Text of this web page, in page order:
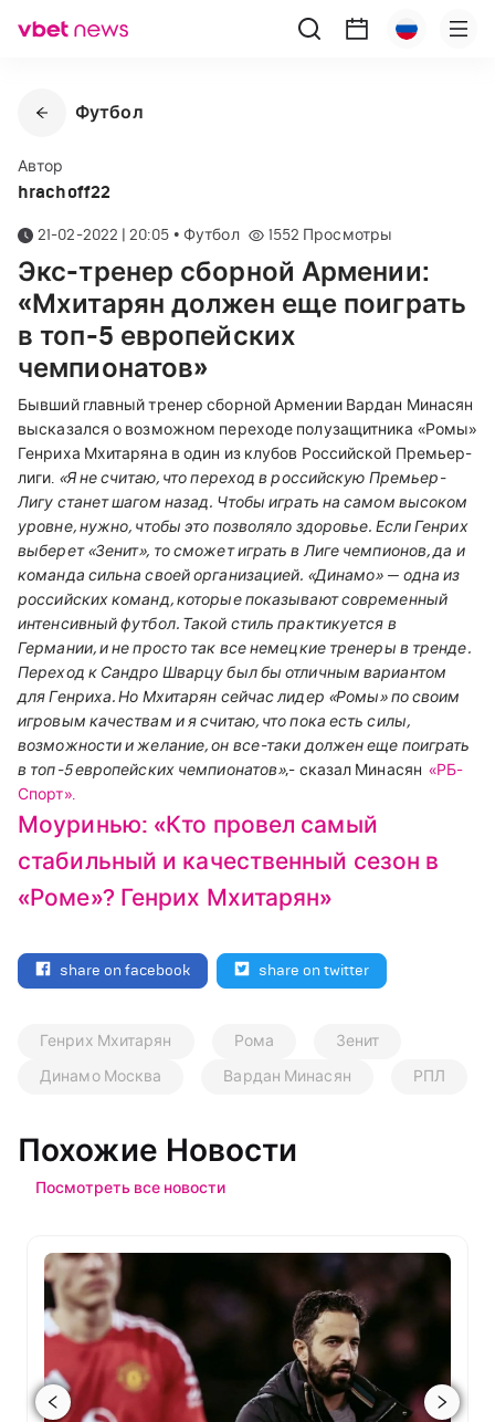
Футбол
Автор
hrachoff22
21-02-2022 | 20:05 • Футбол 1552 Просмотры
Экс-тренер сборной Армении:
«Мхитарян должен еще поиграть
в топ-5 европейских
чемпионатов»
Бывший главный тренер сборной Армении Вардан Минасян
высказался о возможном переходе полузащитника «Ромы»
Генриха Мхитаряна в один из клубов Российской Премьер-
лиги. «Я не считаю, что переход в российскую Премьер-
Лигу станет шагом назад. Чтобы играть на самом высоком
уровне, нужно, чтобы это позволяло здоровье. Если Генрих
выберет «Зенит», то сможет играть в Лиге чемпионов, да и
команда сильна своей организацией. «Динамо» — одна из
российских команд, которые показывают современный
интенсивный футбол. Такой стиль практикуется в
Германии, и не просто так все немецкие тренеры в тренде.
Переход к Сандро Шварцу был бы отличным вариантом
для Генриха. Но Мхитарян сейчас лидер «Ромы» по своим
игровым качествам и я считаю, что пока есть силы,
возможности и желание, он все-таки должен еще поиграть
в топ-5 европейских чемпионатов»,- сказал Минасян «РБ-
Спорт».
Моуринью: «Кто провел самый
стабильный и качественный сезон в
«Роме»? Генрих Мхитарян»
share on facebook share on twitter
Генрих Мхитарян Рома
Зенит
Динамо Москва
Вардан Минасян РПЛ
Похожие Новости
Посмотреть все новости